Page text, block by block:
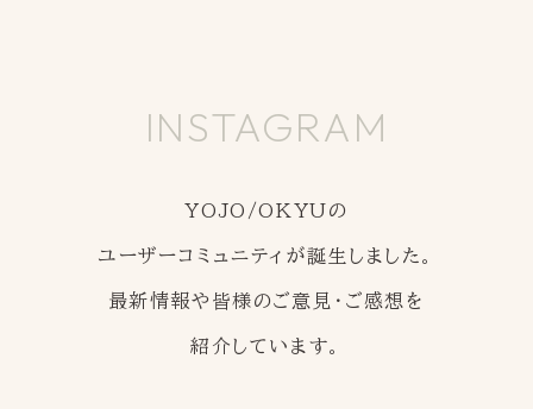
INSTAGRAM
YOJO/OKYUの
ユーザーコミュニティが誕生しました。
最新情報や皆様のご意見・ご感想を
紹介しています。